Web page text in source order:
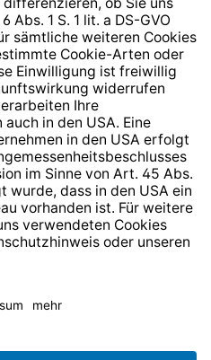
Mehrwertsteuer zzgl.